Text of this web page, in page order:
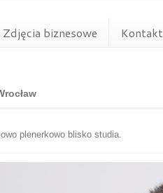
Zdjęcia biznesowe Kontakt
plenerkowo blisko studia.